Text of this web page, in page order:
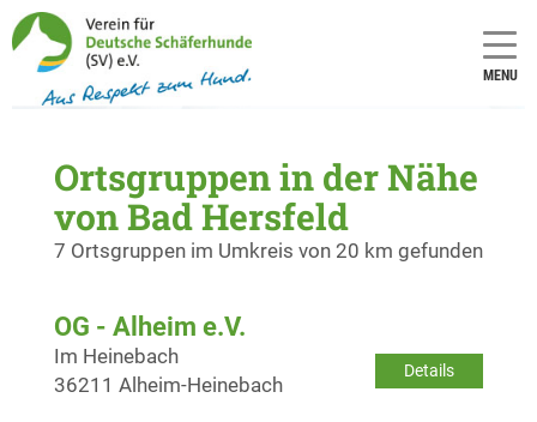
MENU
Ortsgruppen in der Nähe
von Bad Hersfeld
7 Ortsgruppen im Umkreis von 20 km gefunden
OG - Alheim e.V.
Details
Im Heinebach
36211 Alheim-Heinebach